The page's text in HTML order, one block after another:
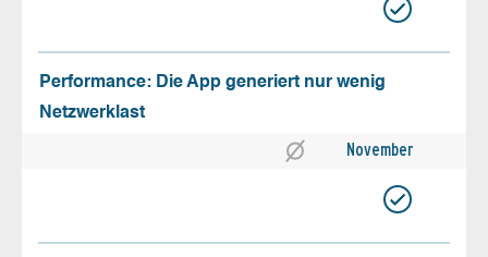
Performance: Die App generiert nur wenig
Netzwerklast
November